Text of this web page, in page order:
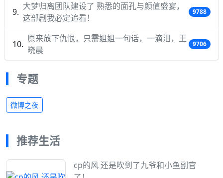
大梦归离团队建设了 熟悉的面孔与颜值盛宴，
这部剧我必定追看！
9788
原来放下仇恨，只需姐姐一句话，一滴泪，王
晓晨
9706
专题
微博之夜
推荐生活
cp的风 还是吹到了九爷和小鱼副官